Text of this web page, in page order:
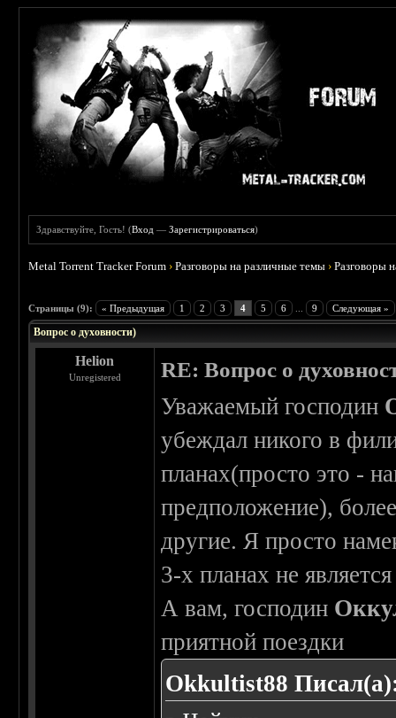
Здравствуйте, Гость! (Вход —Зарегистрироваться)
Metal Torrent Tracker Forum ›Разговоры на различные темы ›Разговоры
Страницы (9): « Предыдущая 1 2 3 4 5 6 9 Следующая »
Вопрос о духовности)
Helion
Unregistered RE: Вопрос о
Уважаемый господин
убеждал никого в
планах(просто это -
предположение),
другие. Я просто
3-х планах не
А вам, господин
приятной поездки
Okkultist88